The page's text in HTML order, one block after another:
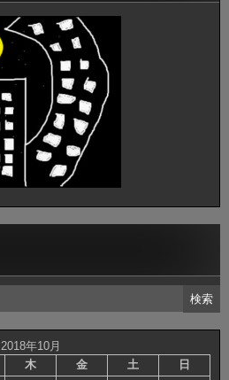
2018年10月
木 金 土
日